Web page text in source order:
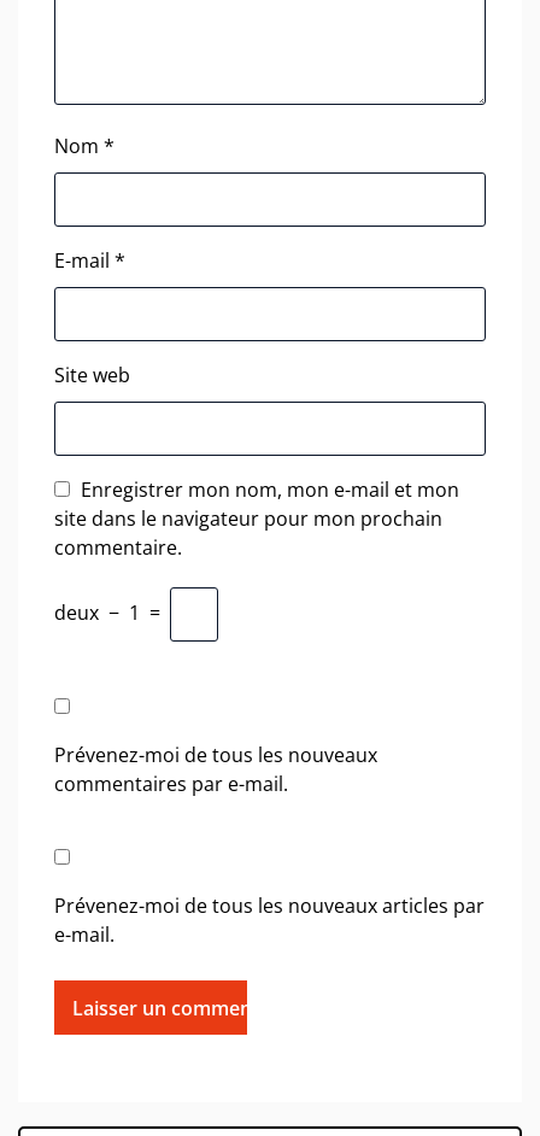
Nom *
E-mail *
Site web
Enregistrer mon nom, mon e-mail et mon
site dans le navigateur pour mon prochain
commentaire.
deux − 1 =
Prévenez-moi de tous les nouveaux
commentaires par e-mail.
Prévenez-moi de tous les nouveaux articles par
e-mail.